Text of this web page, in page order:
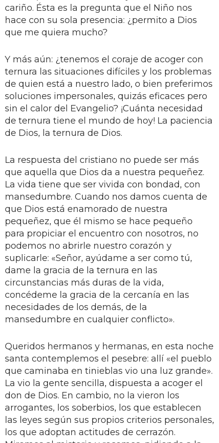
cariño. Ésta es la pregunta que el Niño nos
hace con su sola presencia: ¿permito a Dios
que me quiera mucho?
Y más aún: ¿tenemos el coraje de acoger con
ternura las situaciones difíciles y los problemas
de quien está a nuestro lado, o bien preferimos
soluciones impersonales, quizás eficaces pero
sin el calor del Evangelio? ¡Cuánta necesidad
de ternura tiene el mundo de hoy! La paciencia
de Dios, la ternura de Dios.
La respuesta del cristiano no puede ser más
que aquella que Dios da a nuestra pequeñez.
La vida tiene que ser vivida con bondad, con
mansedumbre. Cuando nos damos cuenta de
que Dios está enamorado de nuestra
pequeñez, que él mismo se hace pequeño
para propiciar el encuentro con nosotros, no
podemos no abrirle nuestro corazón y
suplicarle: «Señor, ayúdame a ser como tú,
dame la gracia de la ternura en las
circunstancias más duras de la vida,
concédeme la gracia de la cercanía en las
necesidades de los demás, de la
mansedumbre en cualquier conflicto».
Queridos hermanos y hermanas, en esta noche
santa contemplemos el pesebre: allí «el pueblo
que caminaba en tinieblas vio una luz grande».
La vio la gente sencilla, dispuesta a acoger el
don de Dios. En cambio, no la vieron los
arrogantes, los soberbios, los que establecen
las leyes según sus propios criterios personales,
los que adoptan actitudes de cerrazón.